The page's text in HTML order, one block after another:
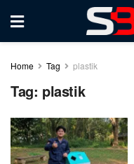
Home Tag plastik
Tag: plastik